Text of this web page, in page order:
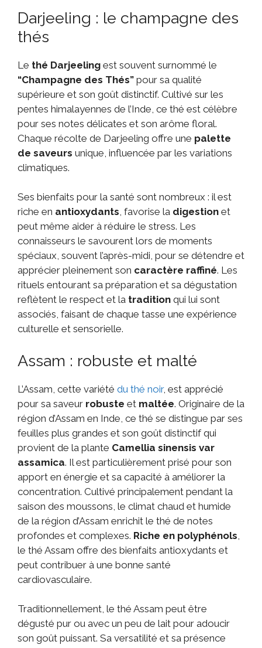
Darjeeling : le champagne des
thés
Le thé Darjeeling est souvent surnommé le
“Champagne des Thés” pour sa qualité
supérieure et son goût distinctif. Cultivé sur les
pentes himalayennes de l’Inde, ce thé est célèbre
pour ses notes délicates et son arôme floral.
Chaque récolte de Darjeeling offre une palette
de saveurs unique, influencée par les variations
climatiques.
Ses bienfaits pour la santé sont nombreux : il est
riche en antioxydants, favorise la digestion et
peut même aider à réduire le stress. Les
connaisseurs le savourent lors de moments
spéciaux, souvent l’après-midi, pour se détendre et
apprécier pleinement son caractère raffiné. Les
rituels entourant sa préparation et sa dégustation
reflètent le respect et la tradition qui lui sont
associés, faisant de chaque tasse une expérience
culturelle et sensorielle.
Assam : robuste et malté
L’Assam, cette variété du thé noir, est apprécié
pour sa saveur robuste et maltée. Originaire de la
région d’Assam en Inde, ce thé se distingue par ses
feuilles plus grandes et son goût distinctif qui
provient de la plante Camellia sinensis var
assamica. Il est particulièrement prisé pour son
apport en énergie et sa capacité à améliorer la
concentration. Cultivé principalement pendant la
saison des moussons, le climat chaud et humide
de la région d’Assam enrichit le thé de notes
profondes et complexes. Riche en polyphénols
le thé Assam offre des bienfaits antioxydants et
peut contribuer à une bonne santé
cardiovasculaire.
Traditionnellement, le thé Assam peut être
dégusté pur ou avec un peu de lait pour adoucir
son goût puissant. Sa versatilité et sa présence